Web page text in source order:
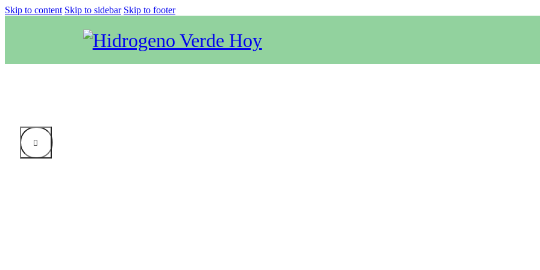
Skip to content Skip to sidebar Skip to footer